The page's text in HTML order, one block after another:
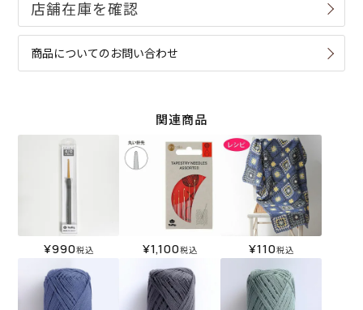
商品についてのお問い合わせ
関連商品
¥990税込 ¥1,100税込 ¥110税込